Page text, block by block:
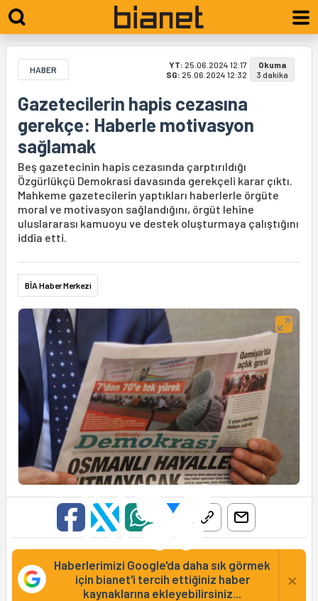
HABER YT: 25.06.2024 12:17
SG: 25.06.2024 12:32
Okuma
3 dakika
Gazetecilerin hapis cezasına
gerekçe: Haberle motivasyon
sağlamak
Beş gazetecinin hapis cezasında çarptırıldığı
Özgürlükçü Demokrasi davasında gerekçeli karar çıktı.
Mahkeme gazetecilerin yaptıkları haberlerle örgüte
moral ve motivasyon sağlandığını, örgüt lehine
uluslararası kamuoyu ve destek oluşturmaya çalıştığını
iddia etti.
BİA Haber Merkezi
Haberlerimizi Google'da daha sık görmek
için bianet'i tercih ettiğiniz haber
kaynaklarına ekleyebilirsiniz...
×